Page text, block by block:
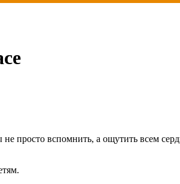
просто вспомнить, а ощутить всем